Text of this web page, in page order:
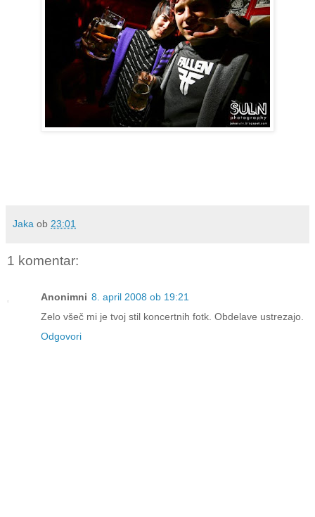
Jaka ob 23:01
1 komentar:
Anonimni 8. april 2008 ob 19:21
Zelo všeč mi je tvoj stil koncertnih fotk. Obdelave ustrezajo.
Odgovori